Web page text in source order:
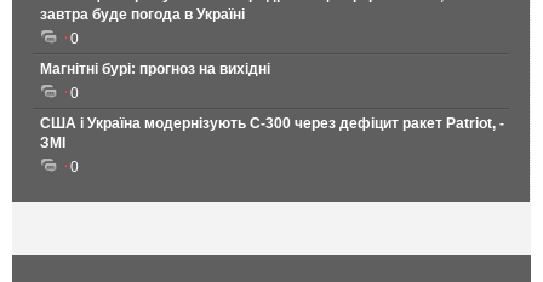
завтра буде погода в Україні
0
Магнітні бурі: прогноз на вихідні
0
США і Україна модернізують С-300 через дефіцит ракет Patriot, -
ЗМІ
0